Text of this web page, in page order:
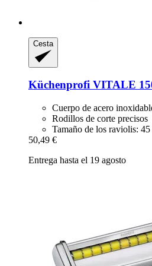
Cesta
Küchenprofi VITALE
Cuerpo de acero
Rodillos de corte precisos
Tamaño de los raviolis:
50,49 €
Entrega hasta el 19 agosto